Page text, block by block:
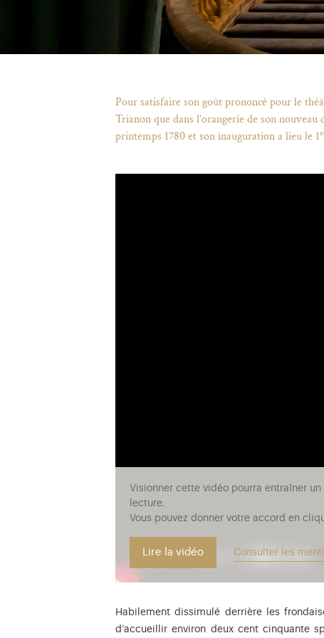
Pour satisfaire son goût prononcé pour le
Trianon que dans l’orangerie de son
printemps 1780 et son inauguration a lieu le 1
Visionner cette vidéo pourra entraîner
lecture.
Vous pouvez donner votre accord en
Lire la vidéo Consulter les
Habilement dissimulé derrière les
d’accueillir environ deux cent cinquante